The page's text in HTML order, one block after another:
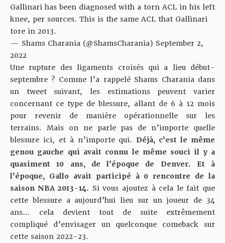
Gallinari has been diagnosed with a torn ACL in his left
knee, per sources. This is the same ACL that Gallinari
tore in 2013.
— Shams Charania (@ShamsCharania) September 2,
2022
Une rupture des ligaments croisés qui a lieu début-
septembre ? Comme l’a rappelé Shams Charania dans
un tweet suivant, les estimations peuvent varier
concernant ce type de blessure, allant de 6 à 12 mois
pour revenir de manière opérationnelle sur les
terrains. Mais on ne parle pas de n’importe quelle
blessure ici, et à n’importe qui. Déjà, c’est le même
genou gauche qui avait connu le même souci il y a
quasiment 10 ans, de l’époque de Denver. Et à
l’époque, Gallo avait participé à 0 rencontre de la
saison NBA 2013-14. Si vous ajoutez à cela le fait que
cette blessure a aujourd’hui lieu sur un joueur de 34
ans… cela devient tout de suite extrêmement
compliqué d’envisager un quelconque comeback sur
cette saison 2022-23.